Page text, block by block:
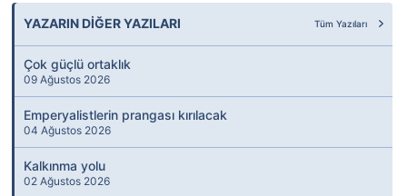
YAZARIN DİĞER YAZILARI Tüm Yazıları
Çok güçlü ortaklık
09 Ağustos 2026
Emperyalistlerin prangası kırılacak
04 Ağustos 2026
Kalkınma yolu
02 Ağustos 2026